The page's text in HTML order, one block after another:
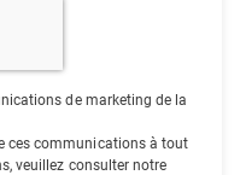
de marketing de la
ces communications à tout
veuillez consulter notre